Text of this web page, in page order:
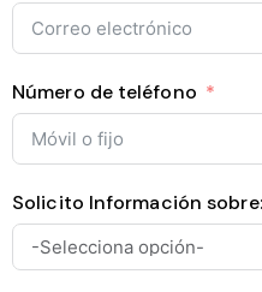
Número de teléfono
Solicito Información sobre: